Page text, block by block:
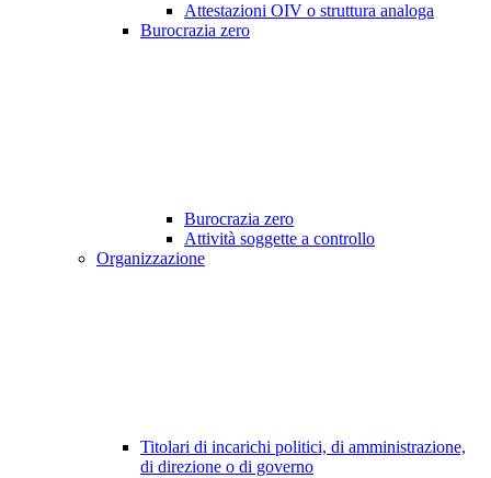
Attestazioni OIV o struttura analoga
Burocrazia zero
Burocrazia zero
Attività soggette a controllo
Organizzazione
Titolari di incarichi politici, di amministrazione,
di direzione o di governo